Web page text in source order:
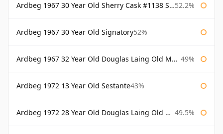
Ardbeg 1967 30 Year Old Sherry Cask #1138 Signatory 52.2%
Ardbeg 1967 30 Year Old Signatory52%
Ardbeg 1967 32 Year Old Douglas Laing Old Malt Cask 49%
Ardbeg 1972 13 Year Old Sestante43%
Ardbeg 1972 28 Year Old Douglas Laing Old Malt Cask 49.5%